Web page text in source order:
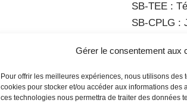
Gérer le consentement aux
Pour offrir les meilleures expériences, nous utilisons des
cookies pour stocker et/ou accéder aux informations des
ces technologies nous permettra de traiter des données
SB-TEE :
SB-CPLG :